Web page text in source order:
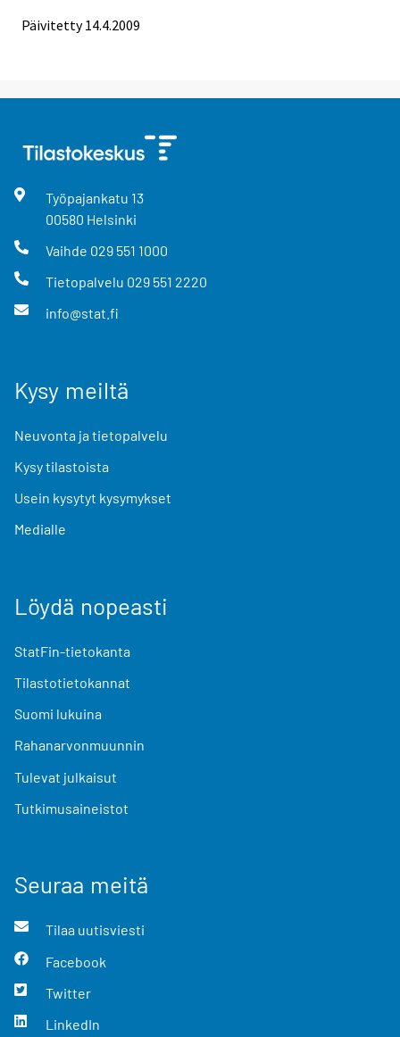
Päivitetty14.4.2009
Työpajankatu 13
00580 Helsinki
Vaihde 029 551 1000
Tietopalvelu 029 551 2220
info@stat.fi
Kysy meiltä
Neuvonta ja tietopalvelu
Kysy tilastoista
Usein kysytyt kysymykset
Medialle
Löydä nopeasti
StatFin-tietokanta
Tilastotietokannat
Suomi lukuina
Rahanarvonmuunnin
Tulevat julkaisut
Tutkimusaineistot
Seuraa meitä
Tilaa uutisviesti
Facebook
Twitter
LinkedIn